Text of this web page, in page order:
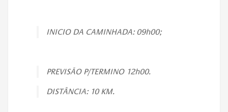
INICIO DA CAMINHADA: 09h00;
PREVISÃO P/TERMINO 12h00.
DISTÂNCIA: 10 KM.